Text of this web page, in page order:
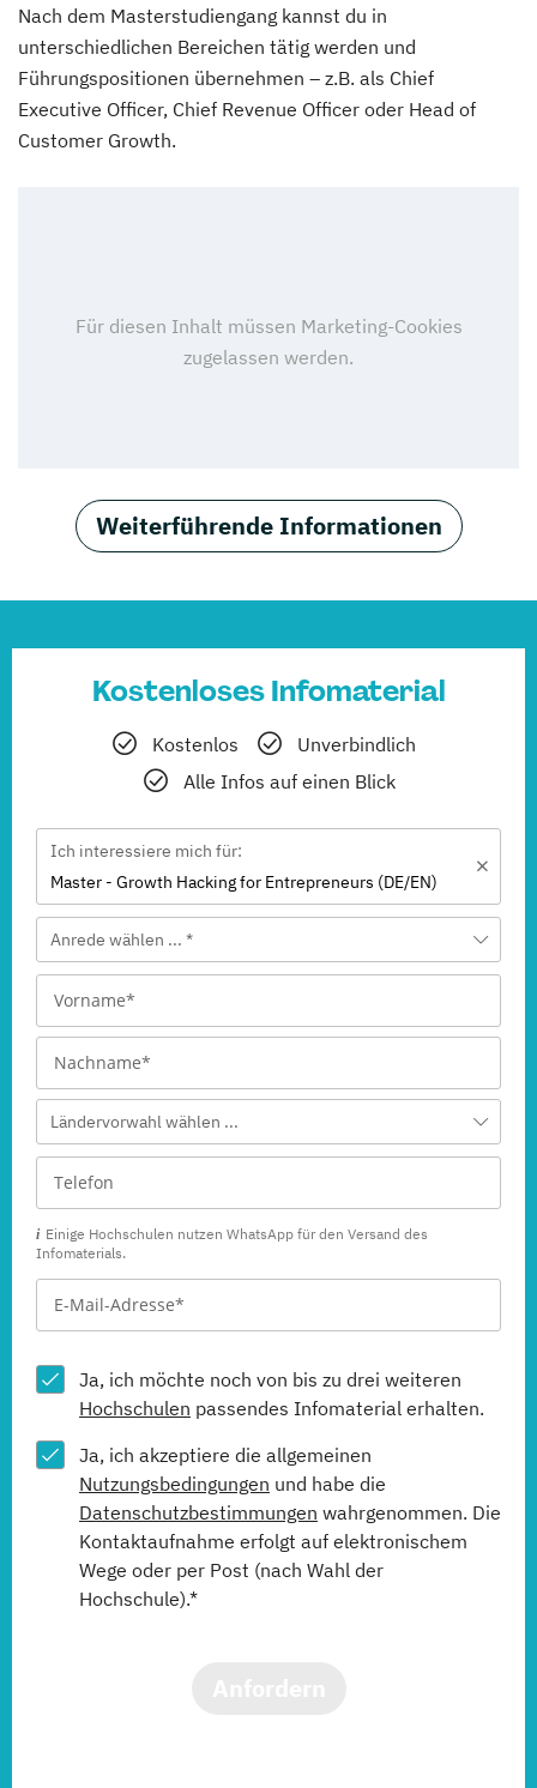
Nach dem Masterstudiengang kannst du in
unterschiedlichen Bereichen tätig werden und
Führungspositionen übernehmen – z.B. als Chief
Executive Officer, Chief Revenue Officer oder Head of
Customer Growth.
Weiterführende Informationen
Kostenloses Infomaterial
Kostenlos
Unverbindlich
Alle Infos auf einen Blick
Ich interessiere mich für:
Master - Growth Hacking for Entrepreneurs (DE/EN)
Anrede wählen ... *
Ländervorwahl wählen ...
Einige Hochschulen nutzen WhatsApp für den Versand des
Infomaterials.
Ja, ich möchte noch von bis zu drei weiteren
Hochschulen passendes Infomaterial erhalten.
Ja, ich akzeptiere die allgemeinen
Nutzungsbedingungen und habe die
Datenschutzbestimmungen wahrgenommen. Die
Kontaktaufnahme erfolgt auf elektronischem
Wege oder per Post (nach Wahl der
Hochschule).*